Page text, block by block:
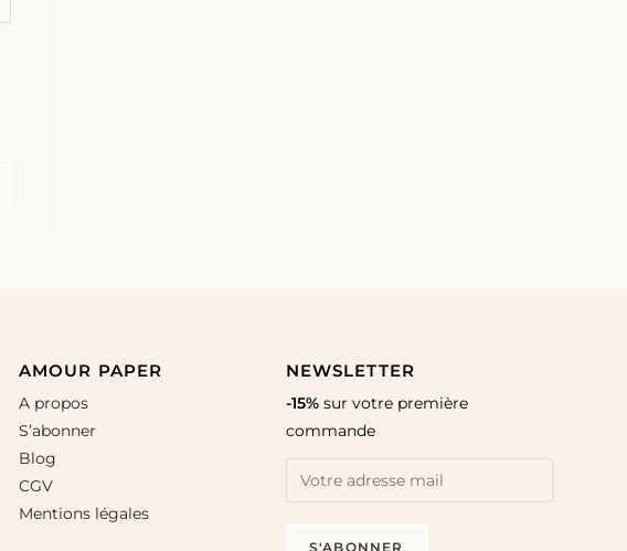
AMOUR PAPER
A propos
S’abonner
Blog
CGV
Mentions légales
NEWSLETTER
-15%sur votre première
commande